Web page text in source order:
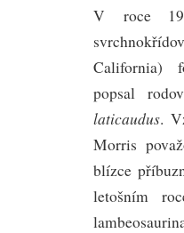
V roce
California)
popsal
laticaudus.
Morris
blízce
letošním